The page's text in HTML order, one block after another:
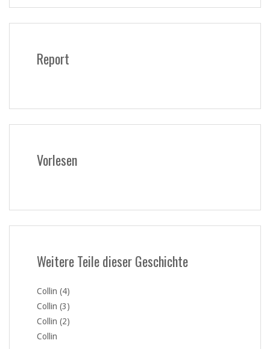
Report
Vorlesen
Weitere Teile dieser Geschichte
Collin (4)
Collin (3)
Collin (2)
Collin